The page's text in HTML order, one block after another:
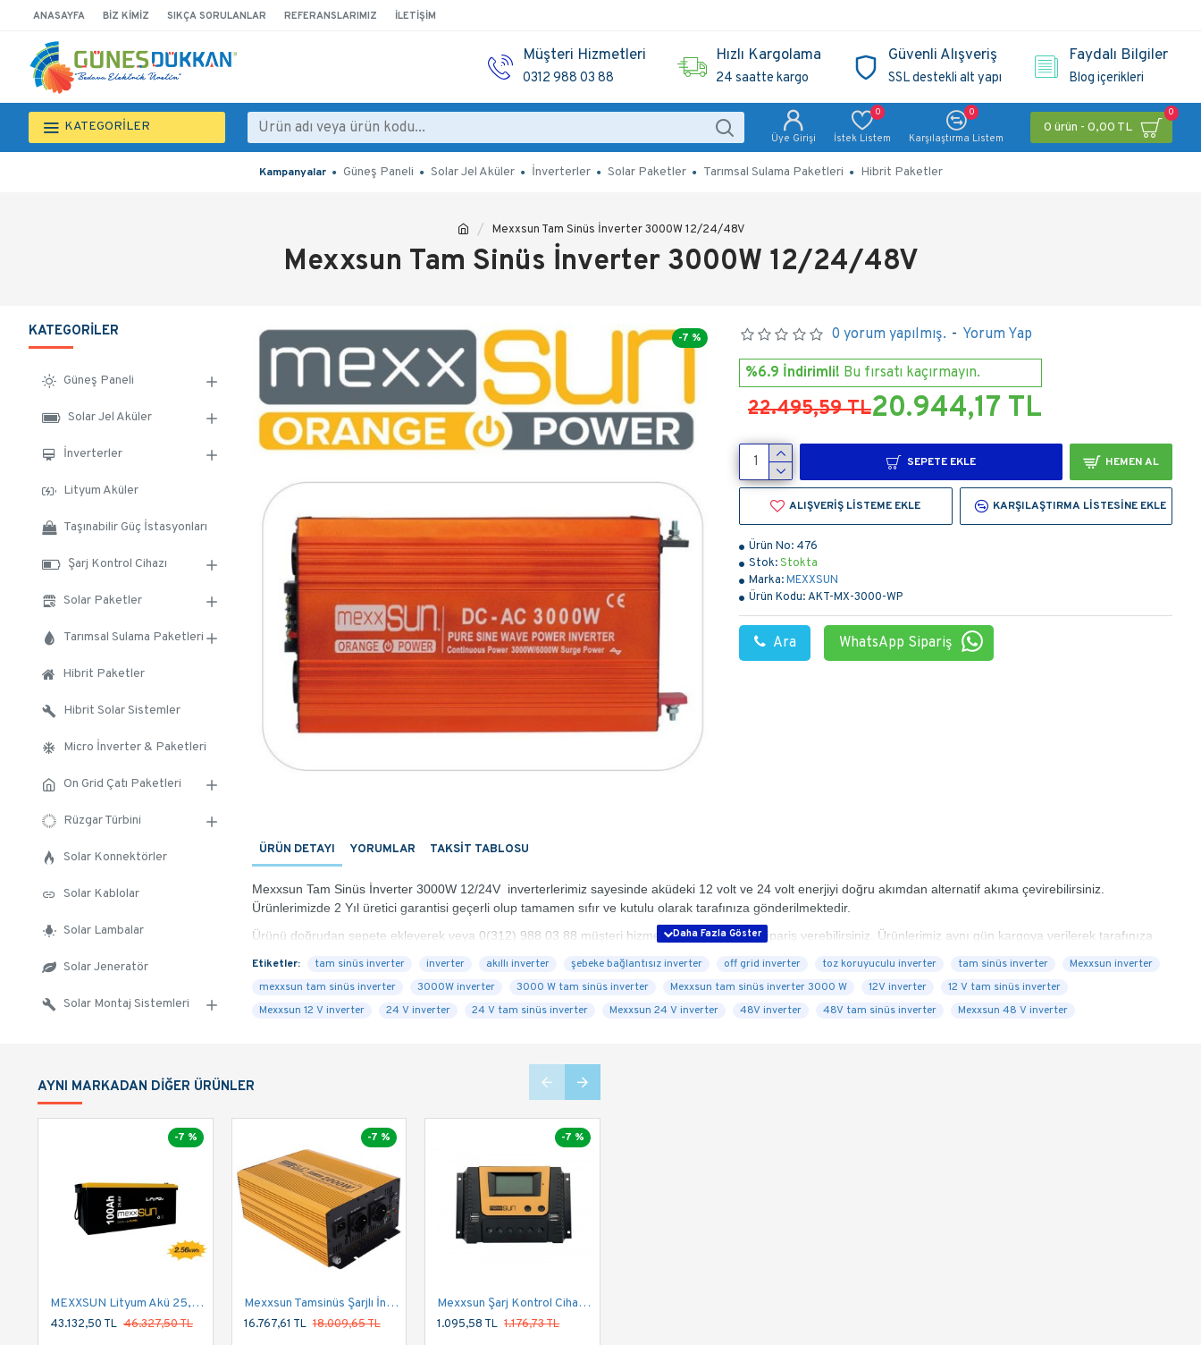
ANASAYFA BIZ KIMIZ SIKÇA SORULANLAR REFERANSLARIMIZ İLETIŞIM
Müşteri Hizmetleri
0312 988 03 88
Hızlı Kargolama
24 saatte kargo
Güvenli Alışveriş
SSL destekli alt yapı
Faydalı Bilgiler
Blog içerikleri
KATEGORİLER
Üye Girişi İstek Listem
0
Karşılaştırma Listem
0
0 ürün - 0,00 TL
0
Kampanyalar Güneş Paneli Solar Jel Aküler İnverterler Solar Paketler Tarımsal Sulama Paketleri Hibrit Paketler
Mexxsun Tam Sinüs İnverter 3000W 12/24/48V
Mexxsun Tam Sinüs İnverter 3000W 12/24/48V
KATEGORILER
Güneş Paneli
Solar Jel Aküler
İnverterler
Lityum Aküler
Taşınabilir Güç İstasyonları
Şarj Kontrol Cihazı
Solar Paketler
Tarımsal Sulama Paketleri
Hibrit Paketler
Hibrit Solar Sistemler
Micro İnverter & Paketleri
On Grid Çatı Paketleri
Rüzgar Türbini
Solar Konnektörler
Solar Kablolar
Solar Lambalar
Solar Jeneratör
Solar Montaj Sistemleri
-7 %
Ürün No: 476
Stok:Stokta
Marka:MEXXSUN
Ürün Kodu:AKT-MX-3000-WP
Ara WhatsApp Sipariş
0 yorum yapılmış. - Yorum Yap
%6.9 İndirimli! Bu fırsatı kaçırmayın.
22.495,59 TL20.944,17 TL
SEPETE EKLE HEMEN AL
ALIŞVERIŞ LISTEME EKLE KARŞILAŞTIRMA LISTESINE EKLE
ÜRÜN DETAYI YORUMLAR TAKSIT TABLOSU
Mexxsun Tam Sinüs İnverter 3000W 12/24V inverterlerimiz sayesinde aküdeki 12 volt ve 24 volt enerjiyi doğru akımdan alternatif akıma çevirebilirsiniz.
Ürünlerimizde 2 Yıl üretici garantisi geçerli olup tamamen sıfır ve kutulu olarak tarafınıza gönderilmektedir.
Ürünü doğrudan sepete ekleyerek veya 0(312) 988 03 88 müşteri hizmetlerimizi arayarak sipariş verebilirsiniz. Ürünlerimiz aynı gün kargoya verilerek tarafınıza
Yüksek dalgalanma: Yüksek dalgalanma akımı kapasitesi sayesinde zorlu yükleri başlatabilme
Yumuşak start: Cihazların yumuşak akımla başlatabilme özelliği
Tam sinüs dalga formu: Hassas yükler için temiz güç
Şebeke çıkışına benzer AC çıkış
Soğutma Fanı: Yük ve sıcaklığa uygun kontrol
Alçak toplam Harmonic Distortion:%3 Altı
Etiketler: tam sinüs inverter inverter akıllı inverter şebeke bağlantısız inverter off grid inverter toz koruyuculu inverter tam sinüs inverter
Mexxsun inverter
mexxsun tam sinüs inverter
3000W inverter 3000 W tam sinüs inverter Mexxsun tam sinüs inverter 3000 W 12V inverter
12 V tam sinüs inverter
Mexxsun 12 V inverter
24 V inverter 24 V tam sinüs inverter Mexxsun 24 V inverter 48V inverter 48V tam sinüs inverter Mexxsun 48 V inverter
AYNI MARKADAN DIĞER ÜRÜNLER
-7 %
MEXXSUN Lityum Akü 25,6V 100Ah (LiFePo4) 2560Wh
43.132,50 TL 46.327,50 TL
-7 %
Mexxsun Tamsinüs Şarjlı İnverter 2000Wp 12V
16.767,61 TL 18.009,65 TL
-7 %
Mexxsun Şarj Kontrol Cihazı 30A PWM 12V/24V
1.095,58 TL 1.176,73 TL